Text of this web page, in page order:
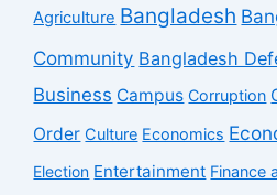
Agriculture Bangladesh
Community Bangladesh
Business Campus Corruption
Order Culture Economics
Election Entertainment Finance